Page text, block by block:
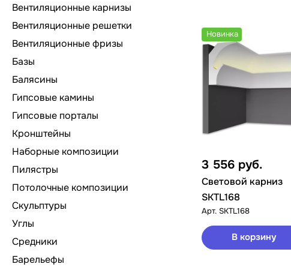
Новинка
3 556 руб.
Световой карниз
SKTL168
Арт. SKTL168
В корзину
Вентиляционные карнизы
Вентиляционные решетки
Вентиляционные фризы
Базы
Балясины
Гипсовые камины
Гипсовые порталы
Кронштейны
Наборные композиции
Пилястры
Потолочные композиции
Скульптуры
Углы
Средники
Барельефы